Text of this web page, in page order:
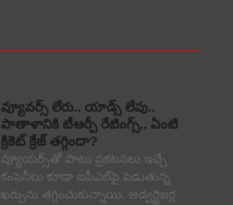
వ్యూవర్స్ లేరు.. యాడ్స్ లేవు..
పాతాళానికి టీఆర్పీ రేటింగ్స్.. ఏంటి
క్రికెట్ క్రేజ్ తగ్గిందా?
వ్యూయర్స్‌తో పాటు ప్రకటనలు ఇచ్చే
కంపెనీలు కూడా ఐపీఎల్‌పై పెడుతున్న
ఖర్చును తగ్గించుకున్నాయి. అడ్వర్టైజర్ల